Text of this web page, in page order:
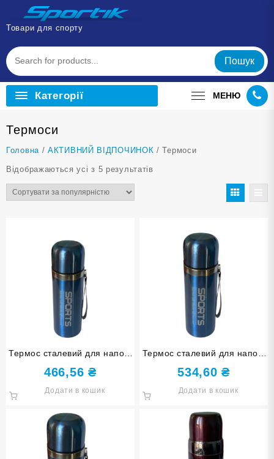
Перейти
вмісту
Товари для спорту
Пошук
Категорії МЕНЮ
Термоси
Головна /АКТИВНИЙ ВІДПОЧИНОК / Термоси
Відображаються усі з 5 результатівВідсортовано
Термос сталевий для напоїв
500 мл Т8233 кольори в
асортименті
466,56 ₴
Додати в кошик
Термос сталевий для напоїв
750 мл Т8235 кольори в
асортименті
534,60₴
Додати в кошик